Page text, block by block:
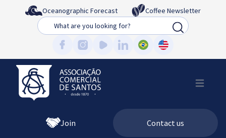
Oceanographic Forecast
Coffee Newsletter
Busca
Join Contact us